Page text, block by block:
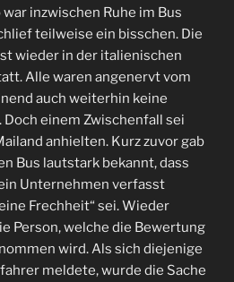
inzwischen Ruhe im Bus
teilweise ein bisschen. Die
wieder in der italienischen
Alle waren angenervt vom
auch weiterhin keine
einem Zwischenfall sei
anhielten. Kurz zuvor gab
Bus lautstark bekannt, dass
Unternehmen verfasst
Frechheit“ sei. Wieder
Person, welche die Bewertung
wird. Als sich diejenige
meldete, wurde die Sache